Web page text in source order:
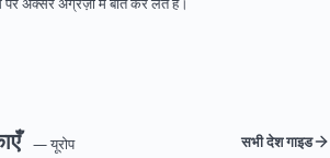
— यूरोप सभी देश गाइड